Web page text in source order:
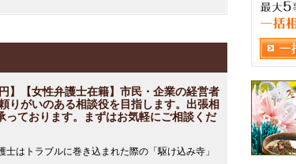
】【女性弁護士在籍】市民・企業の経営者
りがいのある相談役を目指します。出張相
っております。まずはお気軽にご相談くだ
士はトラブルに巻き込まれた際の「駆け込み寺」